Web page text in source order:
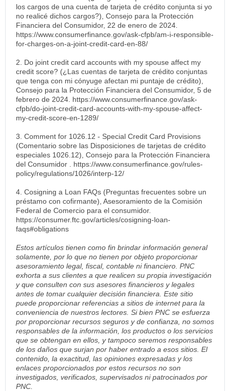
los cargos de una cuenta de tarjeta de crédito conjunta si yo
no realicé dichos cargos?), Consejo para la Protección
Financiera del Consumidor, 22 de enero de 2024.
https://www.consumerfinance.gov/ask-cfpb/am-i-responsible-
for-charges-on-a-joint-credit-card-en-88/
2. Do joint credit card accounts with my spouse affect my
credit score? (¿Las cuentas de tarjeta de crédito conjuntas
que tenga con mi cónyuge afectan mi puntaje de crédito),
Consejo para la Protección Financiera del Consumidor, 5 de
febrero de 2024. https://www.consumerfinance.gov/ask-
cfpb/do-joint-credit-card-accounts-with-my-spouse-affect-
my-credit-score-en-1289/
3. Comment for 1026.12 - Special Credit Card Provisions
(Comentario sobre las Disposiciones de tarjetas de crédito
especiales 1026.12), Consejo para la Protección Financiera
del Consumidor . https://www.consumerfinance.gov/rules-
policy/regulations/1026/interp-12/
4. Cosigning a Loan FAQs (Preguntas frecuentes sobre un
préstamo con cofirmante), Asesoramiento de la Comisión
Federal de Comercio para el consumidor.
https://consumer.ftc.gov/articles/cosigning-loan-
faqs#obligations
Estos artículos tienen como fin brindar información general
solamente, por lo que no tienen por objeto proporcionar
asesoramiento legal, fiscal, contable ni financiero. PNC
exhorta a sus clientes a que realicen su propia investigación
y que consulten con sus asesores financieros y legales
antes de tomar cualquier decisión financiera. Este sitio
puede proporcionar referencias a sitios de internet para la
conveniencia de nuestros lectores. Si bien PNC se esfuerza
por proporcionar recursos seguros y de confianza, no somos
responsables de la información, los productos o los servicios
que se obtengan en ellos, y tampoco seremos responsables
de los daños que surjan por haber entrado a esos sitios. El
contenido, la exactitud, las opiniones expresadas y los
enlaces proporcionados por estos recursos no son
investigados, verificados, supervisados ni patrocinados por
PNC.